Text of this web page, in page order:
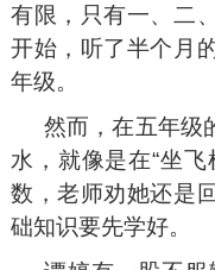
有限，只有一、二
开始，听了半个月
年级。
然而，在五年级
水，就像是在“坐
数，老师劝她还是
础知识要先学好。